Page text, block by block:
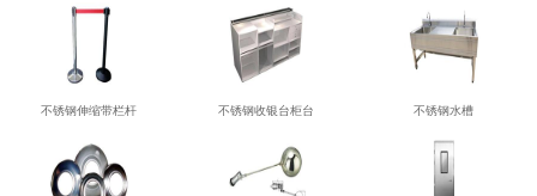
不锈钢伸缩带栏杆 不锈钢收银台柜台 不锈钢水槽